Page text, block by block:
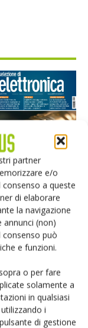
partner
e/o
a queste
di elaborare
la navigazione
(non)
può
e funzioni.
o per fare
solamente a
in qualsiasi
i
di gestione